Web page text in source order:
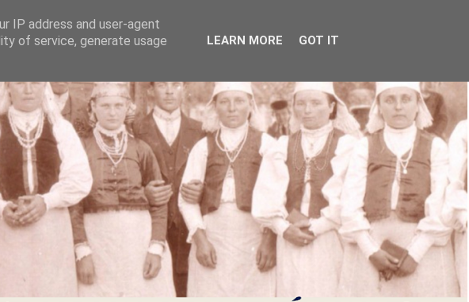
IP address and user-agent
of service, generate usage
LEARN MORE GOT IT